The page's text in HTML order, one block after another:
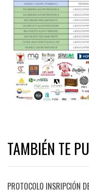
TAMBIÉN TE
PROTOCOLO INSRIPCIÓN